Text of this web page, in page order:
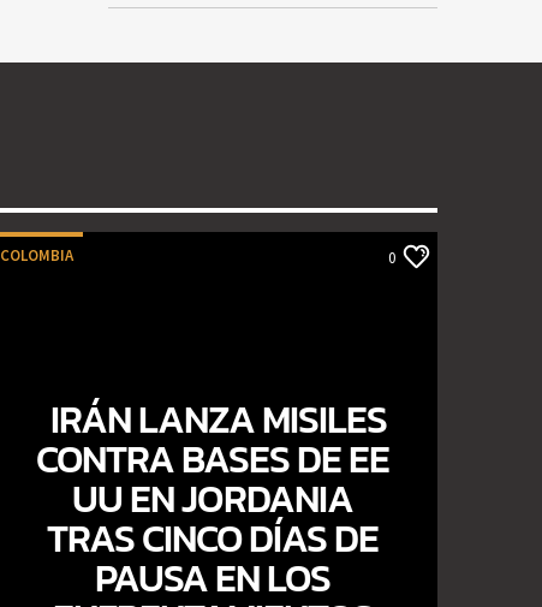
COLOMBIA 0
IRÁN LANZA MISILES
CONTRA BASES DE EE
UU EN JORDANIA
TRAS CINCO DÍAS DE
PAUSA EN LOS